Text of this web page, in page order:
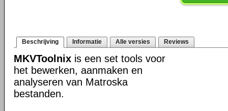
Beschrijving Informatie Alle versies Reviews
MKVToolnix is een set tools voor
het bewerken, aanmaken en
analyseren van Matroska
bestanden.